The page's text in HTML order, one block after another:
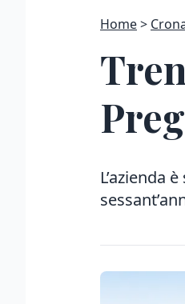
Home
L’azienda